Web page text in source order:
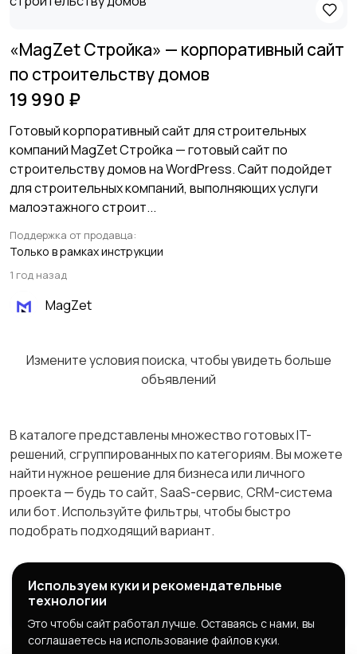
«MagZet Стройка» — корпоративный сайт
по строительству домов
19 990 ₽
Готовый корпоративный сайт для строительных
компаний MagZet Стройка — готовый сайт по
строительству домов на WordPress. Сайт подойдет
для строительных компаний, выполняющих услуги
малоэтажного строит...
Поддержка от продавца:
Только в рамках инструкции
1 год назад
MagZet
Измените условия поиска, чтобы увидеть больше
объявлений
В каталоге представлены множество готовых IT-
решений, сгруппированных по категориям. Вы можете
найти нужное решение для бизнеса или личного
проекта — будь то сайт, SaaS-сервис, CRM-система
или бот. Используйте фильтры, чтобы быстро
подобрать подходящий вариант.
Магазины Блог
О нас
Служба поддержки
Используем куки и рекомендательные
технологии
Это чтобы сайт работал лучше. Оставаясь с нами, вы
соглашаетесь на использование файлов куки.